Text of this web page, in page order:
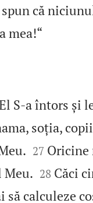
spun că
mea!“
S‑a întors și
soția,

27 Oricine
Meu.
28 Căci
calculeze